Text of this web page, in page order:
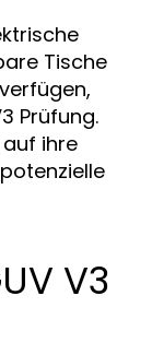
Tische
Prüfung.
ihre
V3